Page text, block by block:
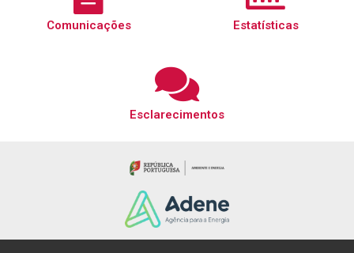
Comunicações Estatísticas
Esclarecimentos